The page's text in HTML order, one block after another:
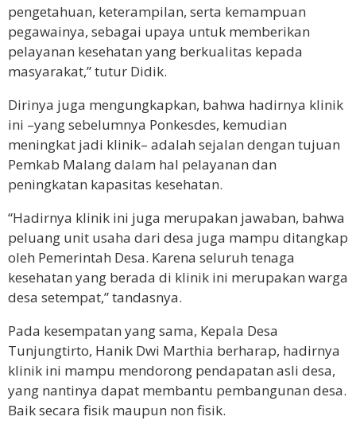
pengetahuan, keterampilan, serta kemampuan
pegawainya, sebagai upaya untuk memberikan
pelayanan kesehatan yang berkualitas kepada
masyarakat,” tutur Didik.
Dirinya juga mengungkapkan, bahwa hadirnya klinik
ini –yang sebelumnya Ponkesdes, kemudian
meningkat jadi klinik– adalah sejalan dengan tujuan
Pemkab Malang dalam hal pelayanan dan
peningkatan kapasitas kesehatan.
“Hadirnya klinik ini juga merupakan jawaban, bahwa
peluang unit usaha dari desa juga mampu ditangkap
oleh Pemerintah Desa. Karena seluruh tenaga
kesehatan yang berada di klinik ini merupakan warga
desa setempat,” tandasnya.
Pada kesempatan yang sama, Kepala Desa
Tunjungtirto, Hanik Dwi Marthia berharap, hadirnya
klinik ini mampu mendorong pendapatan asli desa,
yang nantinya dapat membantu pembangunan desa.
Baik secara fisik maupun non fisik.